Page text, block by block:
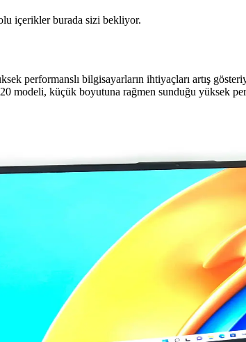
içerikler burada sizi bekliyor.
performanslı bilgisayarların ihtiyaçları artış
modeli, küçük boyutuna rağmen sunduğu yüksek
Hız ve Dayanıklılık Sunan Pratik
ve pratik kullanım özellikleriyle dar
Temel Unsurlar Hakkında
RAM, anakart ve depolama gibi parçaların
Ethernet Anahtarı Analizi ve
Basit kullanımı ve uygun fiyatıyla küçük
ve Gelişmiş Kullanım